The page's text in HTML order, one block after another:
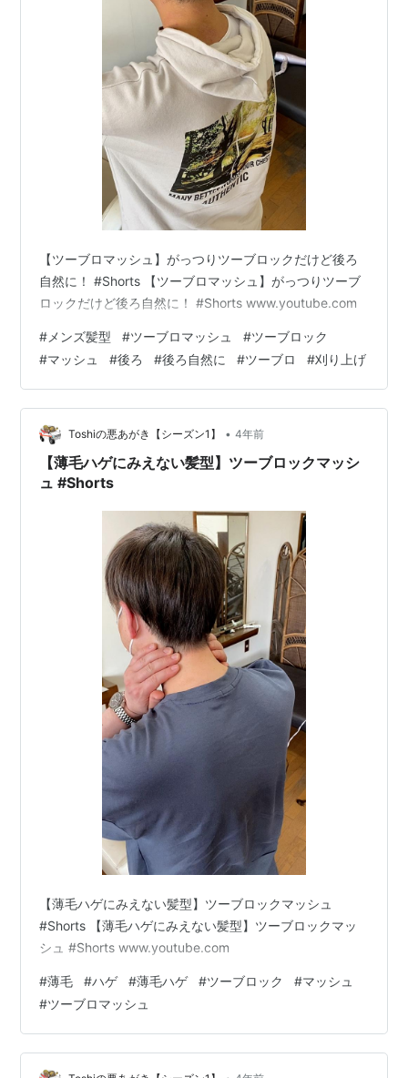
【ツーブロマッシュ】がっつりツーブロックだけど後ろ
自然に！ #Shorts 【ツーブロマッシュ】がっつりツーブ
ロックだけど後ろ自然に！ #Shorts www.youtube.com
# メンズ髪型 #ツーブロマッシュ #ツーブロック
#マッシュ #後ろ #後ろ自然に #ツーブロ #刈り上げ
Toshiの悪あがき【シーズン1】 • 4年前
【薄毛ハゲにみえない髪型】ツーブロックマッシ
ュ #Shorts
【薄毛ハゲにみえない髪型】ツーブロックマッシュ
#Shorts 【薄毛ハゲにみえない髪型】ツーブロックマッ
シュ #Shorts www.youtube.com
#薄毛 #ハゲ #薄毛ハゲ #ツーブロック #マッシュ
#ツーブロマッシュ